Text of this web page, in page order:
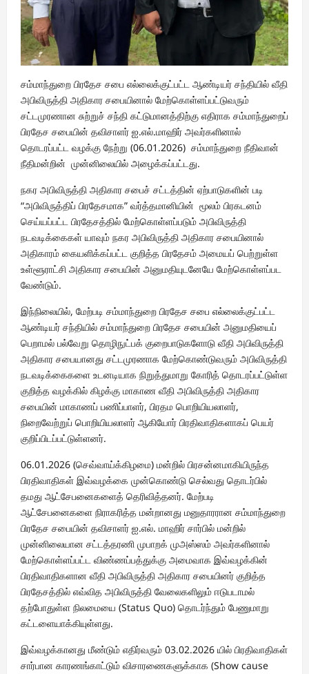
சம்மாந்துறை பிரதேச சபை எல்லைக்குட்பட்ட ஆண்டியர் சந்தியில் வீதி
அபிவிருத்தி அதிகார சபையினால் மேற்கொள்ளப்பட்டுவரும்
சட்டமுரணான சுற்றுச் சந்தி கட்டுமானத்திற்கு எதிராக சம்மாந்துறைப்
பிரதேச சபையின் தவிசாளர் ஐ.எல்.மாஹிர் அவர்களினால்
தொடரப்பட்ட வழக்கு நேற்று (06.01.2026) சம்மாந்துறை நீதிவான்
நீதிமன்றின் முன்னிலையில் அழைக்கப்பட்டது.
நகர அபிவிருத்தி அதிகார சபைச் சட்டத்தின் ஏற்பாடுகளின் படி
“அபிவிருத்திப் பிரதேசமாக” வர்த்தமானியின் மூலம் பிரகடனம்
செய்யப்பட்ட பிரதேசத்தில் மேற்கொள்ளப்படும் அபிவிருத்தி
நடவடிக்கைகள் யாவும் நகர அபிவிருத்தி அதிகார சபையினால்
அதிகாரம் கையளிக்கப்பட்ட குறித்த பிரதேசம் அமையப் பெற்றுள்ள
உள்ளூராட்சி அதிகார சபையின் அனுமதியுடனேயே மேற்கொள்ளப்பட
வேண்டும்.
இந்நிலையில், மேற்படி சம்மாந்துறை பிரதேச சபை எல்லைக்குட்பட்ட
ஆண்டியர் சந்தியில் சம்மாந்துறை பிரதேச சபையின் அனுமதியைப்
பெறாமல் பல்வேறு தொழிநுட்பக் குறைபாடுகளோடு வீதி அபிவிருத்தி
அதிகார சபையானது சட்டமுரணாக மேற்கொண்டுவரும் அபிவிருத்தி
நடவடிக்கைகளை உடனடியாக நிறுத்துமாறு கோரித் தொடரப்பட்டுள்ள
குறித்த வழக்கில் கிழக்கு மாகாண வீதி அபிவிருத்தி அதிகார
சபையின் மாகாணப் பணிப்பாளர், பிரதம பொறியியலாளர்,
நிறைவேற்றுப் பொறியியலாளர் ஆகியோர் பிரதிவாதிகளாகப் பெயர்
குறிப்பிடப்பட்டுள்ளனர்.
06.01.2026 (செவ்வாய்க்கிழமை) மன்றில் பிரசன்னமாகியிருந்த
பிரதிவாதிகள் இவ்வழக்கை முன்கொண்டு செல்வது தொடர்பில்
தமது ஆட்சேபனைகளைத் தெரிவித்தனர். மேற்படி
ஆட்சேபனைகளை நிராகரித்த மன்றானது மனுதாரரான சம்மாந்துறை
பிரதேச சபையின் தவிசாளர் ஐ.எல். மாஹிர் சார்பில் மன்றில்
முன்னிலையான சட்டத்தரணி முபாறக் முஅஸ்ஸம் அவர்களினால்
மேற்கொள்ளப்பட்ட விண்ணப்பத்துக்கு அமைவாக இவ்வழக்கின்
பிரதிவாதிகளான வீதி அபிவிருத்தி அதிகார சபையினர் குறித்த
பிரதேசத்தில் எவ்வித அபிவிருத்தி வேலைகளிலும் ஈடுபடாமல்
தற்போதுள்ள நிலமையை (Status Quo) தொடர்ந்தும் பேணுமாறு
கட்டளையாக்கியுள்ளது.
இவ்வழக்கானது மீண்டும் எதிர்வரும் 03.02.2026 யில் பிரதிவாதிகள்
சார்பான காரணங்காட்டும் விசாரணைகளுக்காக (Show cause